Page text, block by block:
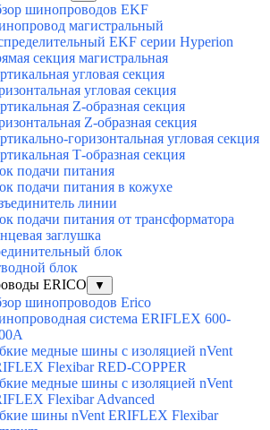
шинопроводов EKF
магистральный
EKF серии Hyperion
секция магистральная
угловая секция
угловая секция
Z-образная секция
Z-образная секция
горизонтальная угловая секция
Т-образная секция
подачи питания
подачи питания в кожухе
линии
подачи питания от трансформатора
заглушка
блок
блок
ERICO
▼
шинопроводов Erico
система ERIFLEX 600-
медные шины с изоляцией nVent
Flexibar RED-COPPER
медные шины с изоляцией nVent
Flexibar Advanced
шины nVent ERIFLEX Flexibar